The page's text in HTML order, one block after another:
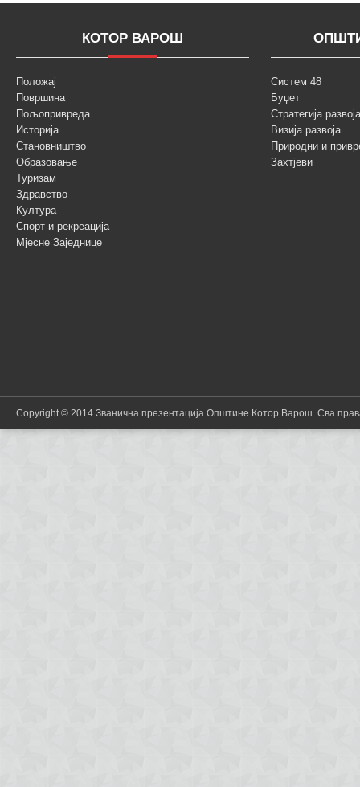
КОТОР ВАРОШ
Положај
Површина
Пољопривреда
Историја
Становништво
Образовање
Туризам
Здравство
Култура
Спорт и рекреација
Мјесне Заједнице
Систем 48
Буџет
Стратегија
Визија развоја
Природни и
Захтјеви
Copyright © 2014 Званична презентација Општине Котор Варош. Сва